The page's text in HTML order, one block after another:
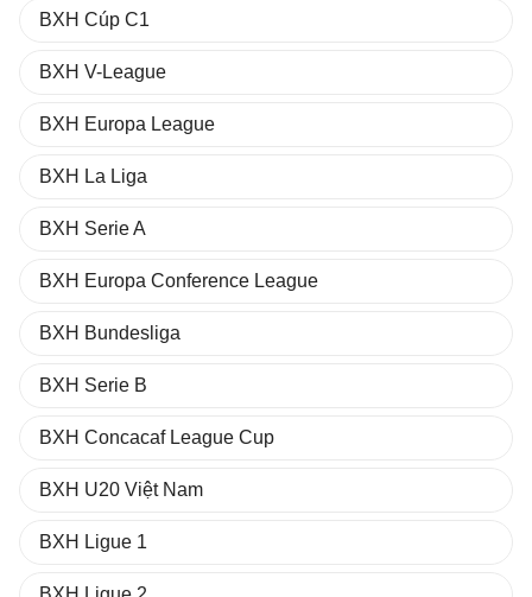
BXH Cúp C1
BXH V-League
BXH Europa League
BXH La Liga
BXH Serie A
BXH Europa Conference League
BXH Bundesliga
BXH Serie B
BXH Concacaf League Cup
BXH U20 Việt Nam
BXH Ligue 1